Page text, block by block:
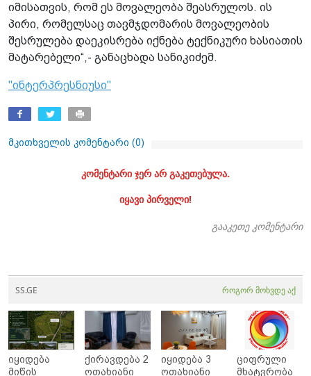
იმისათვის, რომ ეს მოვალეობა შეასრულოს. ის
პირი, რომელსაც თავმჯდომარის მოვალეობის
შესრულება დაეკისრება იქნება ტექნიკური ხასიათის
მატარებელი“,- განაცხადა სანიკიძემ.
"ინტერპრესნიუსი"
მკითხველის კომენტარი (0)
კომენტარი ჯერ არ გაკეთებულა.
იყავი პირველი!
გააკეთე კომენტარი
SS.GE როგორ მოხვდე აქ
იყიდება
მიწის
ქირავდება 2
ოთახიანი
იყიდება 3
ოთახიანი
ციფრული
მხატვრობა